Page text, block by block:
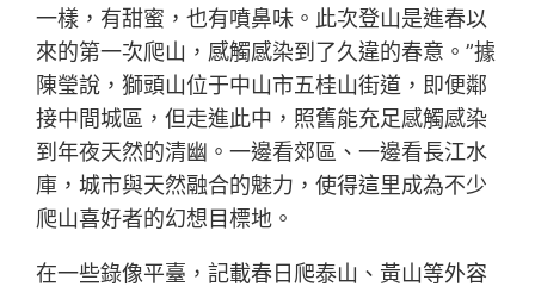
一樣，有甜蜜，也有噴鼻味。此次登山是進春以
來的第一次爬山，感觸感染到了久違的春意。”據
陳瑩說，獅頭山位于中山市五桂山街道，即便鄰
接中間城區，但走進此中，照舊能充足感觸感染
到年夜天然的清幽。一邊看郊區、一邊看長江水
庫，城市與天然融合的魅力，使得這里成為不少
爬山喜好者的幻想目標地。
在一些錄像平臺，記載春日爬泰山、黃山等外容